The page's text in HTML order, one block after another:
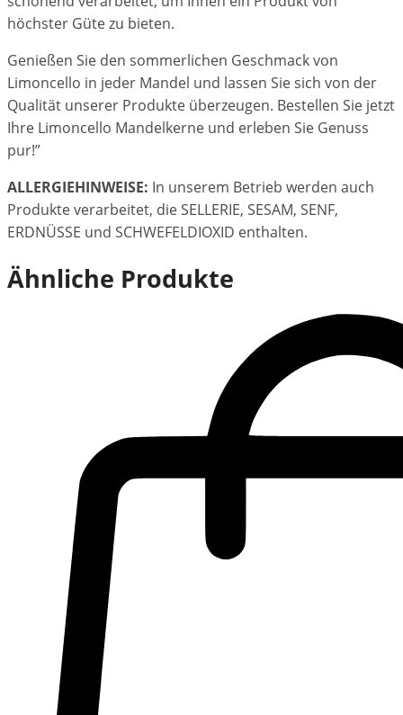
höchster Güte zu bieten.
Genießen Sie den sommerlichen Geschmack von
Limoncello in jeder Mandel und lassen Sie sich von der
Qualität unserer Produkte überzeugen. Bestellen Sie jetzt
Ihre Limoncello Mandelkerne und erleben Sie Genuss
pur!”
ALLERGIEHINWEISE: In unserem Betrieb werden auch
Produkte verarbeitet, die SELLERIE, SESAM, SENF,
ERDNÜSSE und SCHWEFELDIOXID enthalten.
Ähnliche Produkte